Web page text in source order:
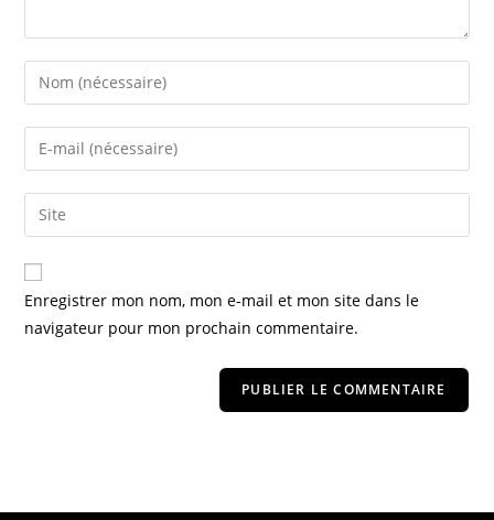
Enregistrer mon nom, mon e-mail et mon site dans le
navigateur pour mon prochain commentaire.